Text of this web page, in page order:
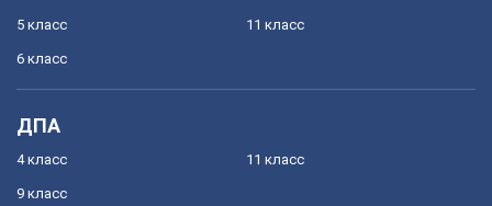
5 класс
6 класс
11 класс
ДПА
4 класс
9 класс
11 класс